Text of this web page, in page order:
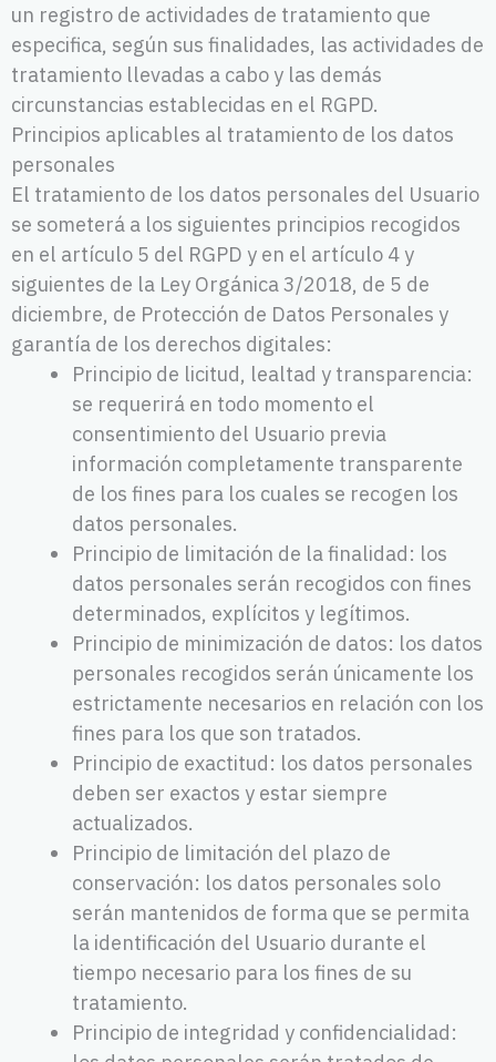
un registro de actividades de tratamiento que
especifica, según sus finalidades, las actividades de
tratamiento llevadas a cabo y las demás
circunstancias establecidas en el RGPD.
Principios aplicables al tratamiento de los datos
personales
El tratamiento de los datos personales del Usuario
se someterá a los siguientes principios recogidos
en el artículo 5 del RGPD y en el artículo 4 y
siguientes de la Ley Orgánica 3/2018, de 5 de
diciembre, de Protección de Datos Personales y
garantía de los derechos digitales:
Principio de licitud, lealtad y transparencia:
se requerirá en todo momento el
consentimiento del Usuario previa
información completamente transparente
de los fines para los cuales se recogen los
datos personales.
Principio de limitación de la finalidad: los
datos personales serán recogidos con fines
determinados, explícitos y legítimos.
Principio de minimización de datos: los datos
personales recogidos serán únicamente los
estrictamente necesarios en relación con los
fines para los que son tratados.
Principio de exactitud: los datos personales
deben ser exactos y estar siempre
actualizados.
Principio de limitación del plazo de
conservación: los datos personales solo
serán mantenidos de forma que se permita
la identificación del Usuario durante el
tiempo necesario para los fines de su
tratamiento.
Principio de integridad y confidencialidad: